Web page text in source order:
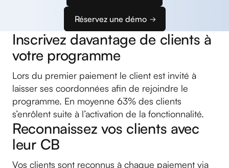
Réservez une démo
Inscrivez davantage de clients à
votre programme
Lors du premier paiement le client est invité à
laisser ses coordonnées afin de rejoindre le
programme. En moyenne 63% des clients
s’enrôlent suite à l’activation de la fonctionnalité.
Reconnaissez vos clients avec
leur CB
Vos clients sont reconnus à chaque paiement via